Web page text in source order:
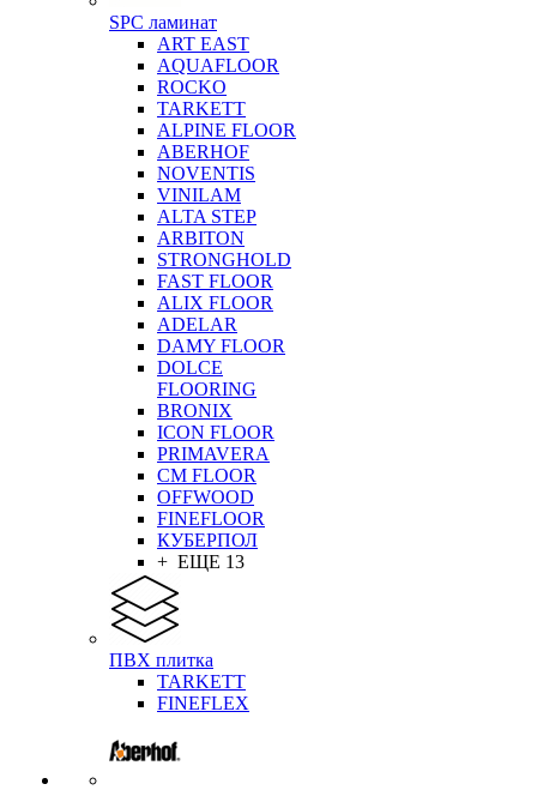
SPC ламинат
ART EAST
AQUAFLOOR
ROCKO
TARKETT
ALPINE FLOOR
ABERHOF
NOVENTIS
VINILAM
ALTA STEP
ARBITON
STRONGHOLD
FAST FLOOR
ALIX FLOOR
ADELAR
DAMY FLOOR
DOLCE
FLOORING
BRONIX
ICON FLOOR
PRIMAVERA
CM FLOOR
OFFWOOD
FINEFLOOR
КУБЕРПОЛ
+ ЕЩЕ 13
ПВХ плитка
TARKETT
FINEFLEX